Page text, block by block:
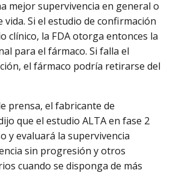
mejor supervivencia en general o
vida. Si el estudio de confirmación
clínico, la FDA otorga entonces la
para el fármaco. Si falla el
el fármaco podría retirarse del
prensa, el fabricante de
que el estudio ALTA en fase 2
y evaluará la supervivencia
sin progresión y otros
cuando se disponga de más